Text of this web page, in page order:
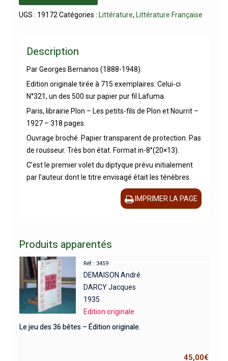
UGS : 19172 Catégories : Littérature, Littérature Française
Description
Par Georges Bernanos (1888-1948).
Edition originale tirée à 715 exemplaires. Celui-ci
N°321, un des 500 sur papier pur fil Lafuma.
Paris, librairie Plon – Les petits-fils de Plon et Nourrit –
1927 – 318 pages.
Ouvrage broché. Papier transparent de protection. Pas
de rousseur. Très bon état. Format in-8°(20×13).
C’est le premier volet du diptyque prévu initialement
par l’auteur dont le titre envisagé était les ténèbres.
IMPRIMER LA PAGE
Produits apparentés
Réf : 3459
DEMAISON André
DARCY Jacques
1935
Edition originale
Le jeu des 36 bêtes – Édition originale.
45,00€